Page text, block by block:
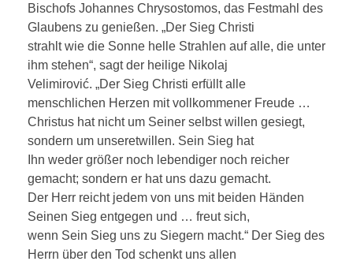
Bischofs Johannes Chrysostomos, das Festmahl des
Glaubens zu genießen. „Der Sieg Christi
strahlt wie die Sonne helle Strahlen auf alle, die unter
ihm stehen“, sagt der heilige Nikolaj
Velimirović. „Der Sieg Christi erfüllt alle
menschlichen Herzen mit vollkommener Freude …
Christus hat nicht um Seiner selbst willen gesiegt,
sondern um unseretwillen. Sein Sieg hat
Ihn weder größer noch lebendiger noch reicher
gemacht; sondern er hat uns dazu gemacht.
Der Herr reicht jedem von uns mit beiden Händen
Seinen Sieg entgegen und … freut sich,
wenn Sein Sieg uns zu Siegern macht.“ Der Sieg des
Herrn über den Tod schenkt uns allen